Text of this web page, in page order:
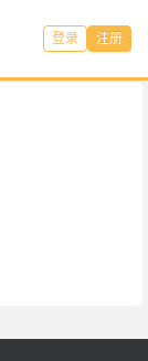
登录 注册